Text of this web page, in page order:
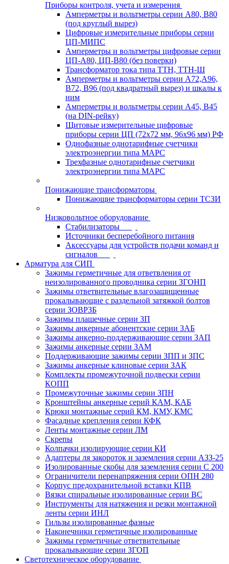
Приборы контроля, учета и измерения
Амперметры и вольтметры серии А80, В80
(под круглый вырез)
Цифровые измерительные приборы серии
ЦП-МИПС
Амперметры и вольтметры цифровые серии
ЦП-А80, ЦП-В80 (без поверки)
Трансформатор тока типа ТТН, ТТН-Ш
Амперметры и вольтметры серии А72,А96,
В72, В96 (под квадратный вырез) и шкалы к
ним
Амперметры и вольтметры серии А45, В45
(на DIN-рейку)
Щитовые измерительные цифровые
приборы серии ЦП (72х72 мм, 96х96 мм) РФ
Однофазные однотарифные счетчики
электроэнергии типа МАРС
Трехфазные однотарифные счетчики
электроэнергии типа МАРС
Понижающие трансформаторы
Понижающие трансформаторы серии ТСЗИ
Низковольтное оборудование
Стабилизаторы
Источники бесперебойного питания
Аксессуары для устройств подачи команд и
сигналов
Арматура для СИП
Зажимы герметичные для ответвления от
неизолированного проводника серии ЗГОНП
Зажимы ответвительные влагозащищенные
прокалывающие с раздельной затяжкой болтов
серии ЗОВРЗБ
Зажимы плашечные серии ЗП
Зажимы анкерные абонентские серии ЗАБ
Зажимы анкерно-поддерживающие серии ЗАП
Зажимы анкерные серии ЗАМ
Поддерживающие зажимы серии ЗПП и ЗПС
Зажимы анкерные клиновые серии ЗАК
Комплекты промежуточной подвески серии
КОПП
Промежуточные зажимы серии ЗПН
Кронштейны анкерные серий КАМ, КАБ
Крюки монтажные серий КМ, КМУ, КМС
Фасадные крепления серии КФК
Ленты монтажные серии ЛМ
Скрепы
Колпачки изолирующие серии КИ
Адаптеры ля закороток и заземления серии АЗЗ-25
Изолированные скобы для заземления серии С 200
Ограничители перенапряжения серии ОПН 280
Корпус предохранительной вставки КПВ
Вязки спиральные изолированные серии ВС
Инструменты для натяжения и резки монтажной
ленты серии ИНЛ
Гильзы изолированные фазные
Наконечники герметичные изолированные
Зажимы герметичные ответвительные
прокалывающие серии ЗГОП
Светотехническое оборудование